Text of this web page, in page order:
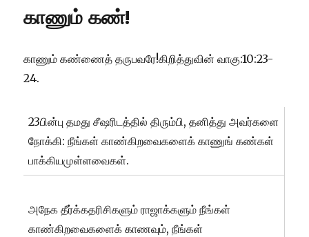
காணும் கண்!
காணும் கண்ணைத் தருபவரே!கிறித்துவின் வாகு:10:23-
24.
23பின்பு தமது சீஷரிடத்தில் திரும்பி, தனித்து அவர்களை
நோக்கி: நீங்கள் காண்கிறவைகளைக் காணுங் கண்கள்
பாக்கியமுள்ளவைகள்.
அநேக தீர்க்கதரிசிகளும் ராஜாக்களும் நீங்கள்
காண்கிறவைகளைக் காணவும், நீங்கள்